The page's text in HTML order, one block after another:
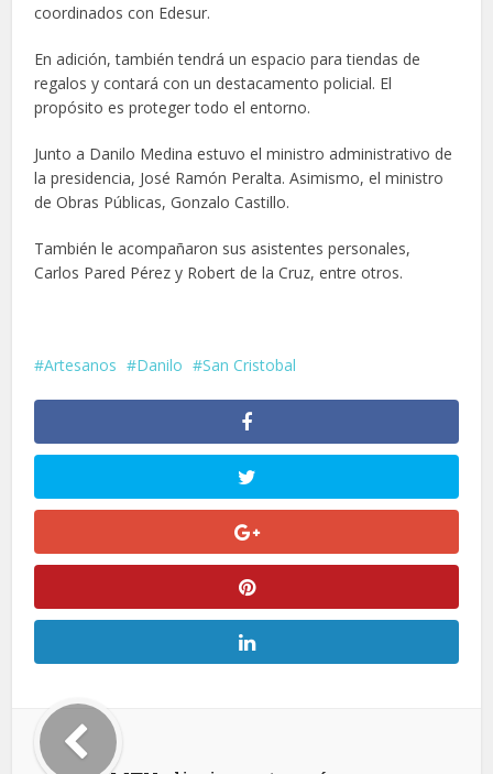
coordinados con Edesur.
En adición, también tendrá un espacio para tiendas de
regalos y contará con un destacamento policial. El
propósito es proteger todo el entorno.
Junto a Danilo Medina estuvo el ministro administrativo de
la presidencia, José Ramón Peralta. Asimismo, el ministro
de Obras Públicas, Gonzalo Castillo.
También le acompañaron sus asistentes personales,
Carlos Pared Pérez y Robert de la Cruz, entre otros.
Artesanos Danilo San Cristobal